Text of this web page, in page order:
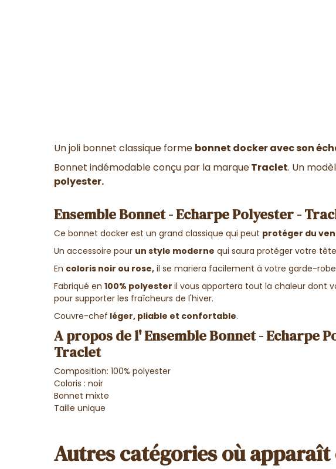
Un joli bonnet classique forme bonnet docker avec son
Bonnet indémodable conçu par la marqueTraclet. Un
polyester.
Ensemble Bonnet - Echarpe Polyester -
Ce bonnet docker est un grand classique qui peut protéger du
Un accessoire pour un style moderne qui saura protéger votre
En coloris noir ou rose, il se mariera facilement à votre garde-
Fabriqué en 100% polyester il vous apportera tout la chaleur dont
pour supporter les fraîcheurs de l'hiver.
Couvre-chef léger, pliable et confortable.
A propos de l' Ensemble Bonnet - Echarpe
Traclet
Composition: 100% polyester
Coloris : noir
Bonnet mixte
Taille unique
Autres catégories où